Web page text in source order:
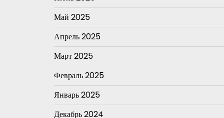
Май 2025
Апрель 2025
Март 2025
Февраль 2025
Январь 2025
Декабрь 2024